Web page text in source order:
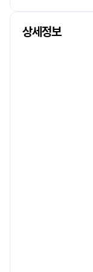
상세정보